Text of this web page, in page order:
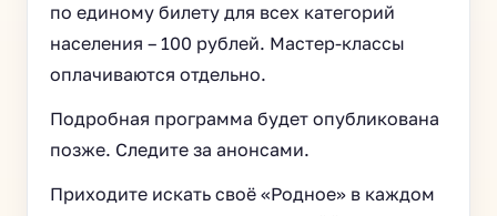
по единому билету для всех категорий
населения – 100 рублей. Мастер-классы
оплачиваются отдельно.
Подробная программа будет опубликована
позже. Следите за анонсами.
Приходите искать своё «Родное» в каждом